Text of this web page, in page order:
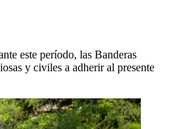
este período, las Banderas
y civiles a adherir al presente